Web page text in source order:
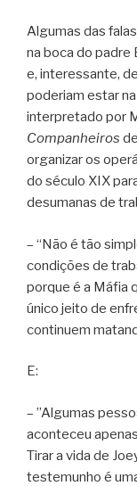
Algumas das
na boca do padre
e, interessante,
poderiam estar
interpretado por
Companheiros
organizar os
do século XIX
desumanas de
– “Não é tão
condições de
porque é a Máfia
único jeito de
continuem
E:
– ”Algumas
aconteceu
Tirar a vida de
testemunho é